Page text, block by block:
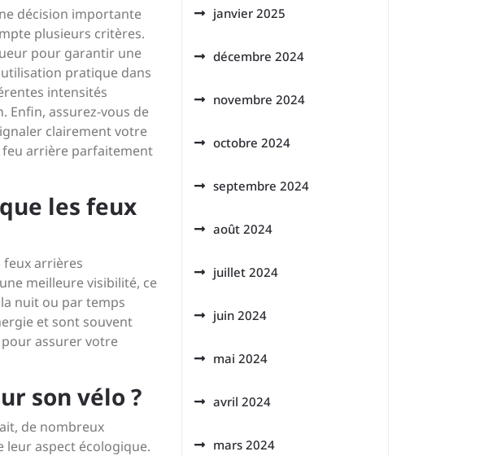
décision importante
plusieurs critères.
pour garantir une
pratique dans
intensités
Enfin, assurez-vous de
clairement votre
feu arrière parfaitement
les feux
feux arrières
meilleure visibilité, ce
nuit ou par temps
et sont souvent
assurer votre
son vélo ?
de nombreux
aspect écologique.
janvier 2025
décembre 2024
novembre 2024
octobre 2024
septembre 2024
août 2024
juillet 2024
juin 2024
mai 2024
avril 2024
mars 2024